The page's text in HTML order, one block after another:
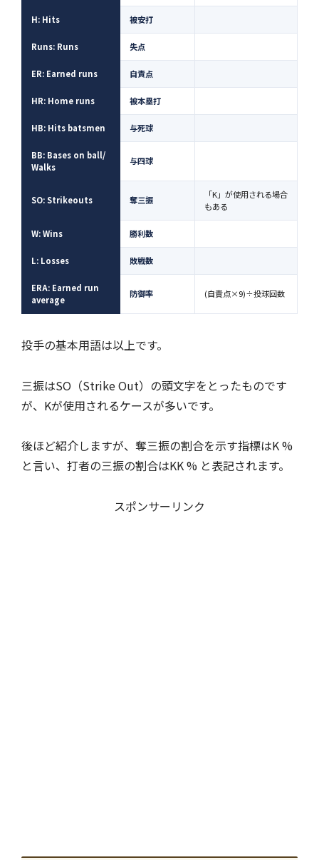
H: Hits 被安打
Runs: Runs 失点
ER: Earned runs 自責点
HR: Home runs 被本塁打
HB: Hits batsmen 与死球
BB: Bases on ball/
Walks
与四球
SO: Strikeouts 奪三振
「K」が使用される場合
もある
W: Wins 勝利数
L: Losses 敗戦数
ERA: Earned run
average
防御率 (自責点×9)÷投球回数
投手の基本用語は以上です。
三振はSO（Strike Out）の頭文字をとったものです
が、Kが使用されるケースが多いです。
後ほど紹介しますが、奪三振の割合を示す指標はK %
と言い、打者の三振の割合はKK % と表記されます。
スポンサーリンク